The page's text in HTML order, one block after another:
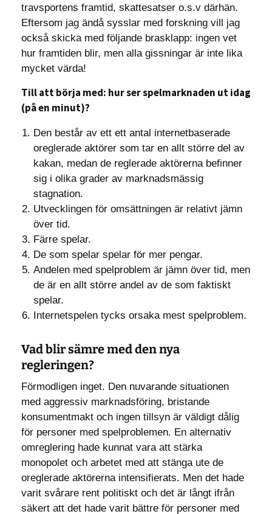
travsportens framtid, skattesatser o.s.v därhän.
Eftersom jag ändå sysslar med forskning vill jag
också skicka med följande brasklapp: ingen vet
hur framtiden blir, men alla gissningar är inte lika
mycket värda!
Till att börja med: hur ser spelmarknaden ut idag
(på en minut)?
Den består av ett ett antal internetbaserade
oreglerade aktörer som tar en allt större del av
kakan, medan de reglerade aktörerna befinner
sig i olika grader av marknadsmässig
stagnation.
Utvecklingen för omsättningen är relativt jämn
över tid.
Färre spelar.
De som spelar spelar för mer pengar.
Andelen med spelproblem är jämn över tid, men
de är en allt större andel av de som faktiskt
spelar.
Internetspelen tycks orsaka mest spelproblem.
Vad blir sämre med den nya
regleringen?
Förmodligen inget. Den nuvarande situationen
med aggressiv marknadsföring, bristande
konsumentmakt och ingen tillsyn är väldigt dålig
för personer med spelproblemen. En alternativ
omreglering hade kunnat vara att stärka
monopolet och arbetet med att stänga ute de
oreglerade aktörerna intensifierats. Men det hade
varit svårare rent politiskt och det är långt ifrån
säkert att det hade varit bättre för personer med